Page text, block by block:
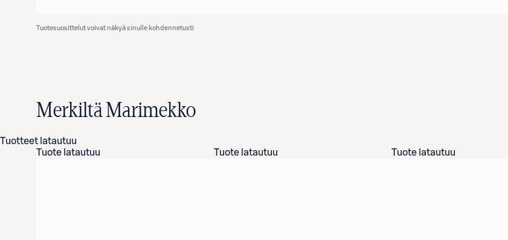
Tuotesuosittelut voivat näkyä sinulle kohdennetusti
Merkiltä Marimekko
Tuotteet latautuu
Tuote latautuu
Tuote latautuu Tuote latautuu